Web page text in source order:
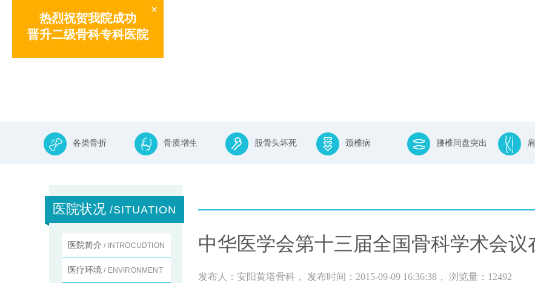
热烈祝贺我院成功
晋升二级骨科专科医院
×
各类骨折 骨质增生 股骨头坏死 颈椎病 腰椎间盘突出
医院状况 /SITUATION
医院简介 / INTROCUDTION
医疗环境 / ENVIRONMENT
中华医学会第十三届全国骨科学术会议
发布人： 安阳黄塔骨科 ， 发布时间：2015-09-09 16:36:38， 浏览量：12492